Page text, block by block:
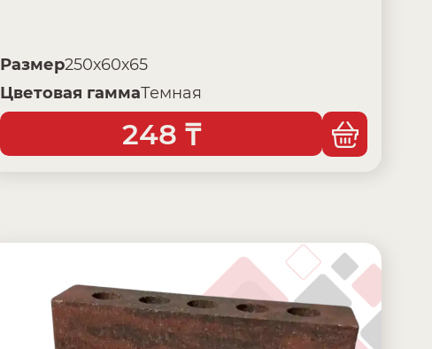
Размер250х60х65
Цветовая гаммаТемная
248 ₸